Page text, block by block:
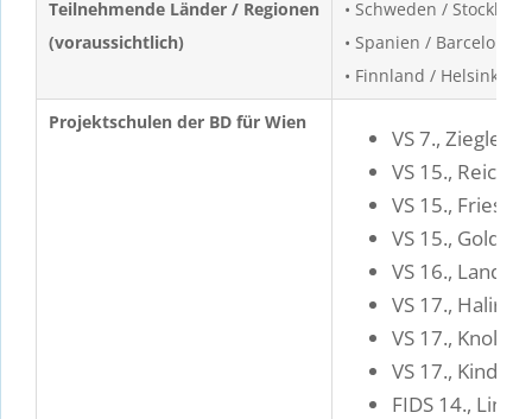
Teilnehmende Länder / Regionen
(voraussichtlich)
• Schweden /
• Spanien / Barcelona
• Finnland / Helsinki
Projektschulen der BD für Wien
VS 7.,
VS 15.,
VS 15.,
VS 15.,
VS 16.,
VS 17.,
VS 17.,
VS 17.,
FIDS 14.,